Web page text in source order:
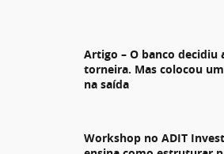
Artigo – O banco decidiu
torneira. Mas colocou
na saída
Workshop no ADIT